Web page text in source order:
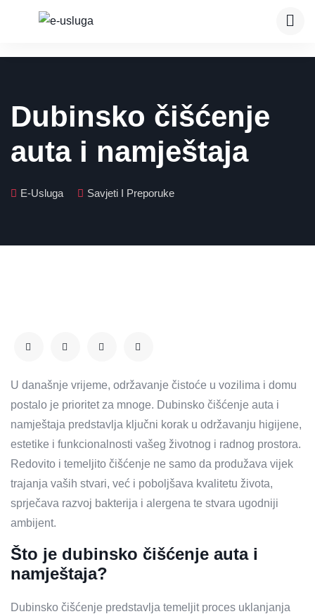
Dubinsko čišćenje
auta i namještaja
E-Usluga Savjeti I Preporuke
U današnje vrijeme, održavanje čistoće u vozilima i domu
postalo je prioritet za mnoge. Dubinsko čišćenje auta i
namještaja predstavlja ključni korak u održavanju higijene,
estetike i funkcionalnosti vašeg životnog i radnog prostora.
Redovito i temeljito čišćenje ne samo da produžava vijek
trajanja vaših stvari, već i poboljšava kvalitetu života,
sprječava razvoj bakterija i alergena te stvara ugodniji
ambijent.
Što je dubinsko čišćenje auta i
namještaja?
Dubinsko čišćenje predstavlja temeljit proces uklanjanja